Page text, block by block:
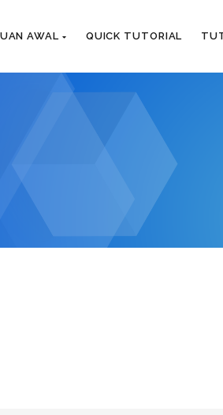
AWAL QUICK TUTORIAL